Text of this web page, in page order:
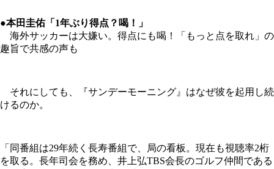
●本田圭佑「1年ぶり得点？喝！」
海外サッカーは大嫌い。得点にも喝！「もっと点を取れ」の
趣旨で共感の声も
それにしても、『サンデーモーニング』はなぜ彼を起用し続
けるのか。
「同番組は29年続く長寿番組で、局の看板。現在も視聴率2桁
を取る。長年司会を務め、井上弘TBS会長のゴルフ仲間である